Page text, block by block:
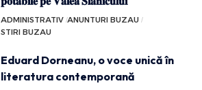
ADMINISTRATIV ANUNTURI BUZAU
STIRI BUZAU
Eduard Dorneanu, o voce unică în
literatura contemporană